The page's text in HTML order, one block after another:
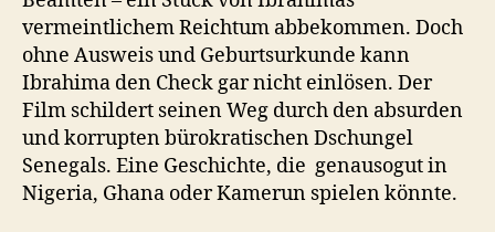
vermeintlichem Reichtum abbekommen. Doch
ohne Ausweis und Geburtsurkunde kann
Ibrahima den Check gar nicht einlösen. Der
Film schildert seinen Weg durch den absurden
und korrupten bürokratischen Dschungel
Senegals. Eine Geschichte, die genausogut in
Nigeria, Ghana oder Kamerun spielen könnte.